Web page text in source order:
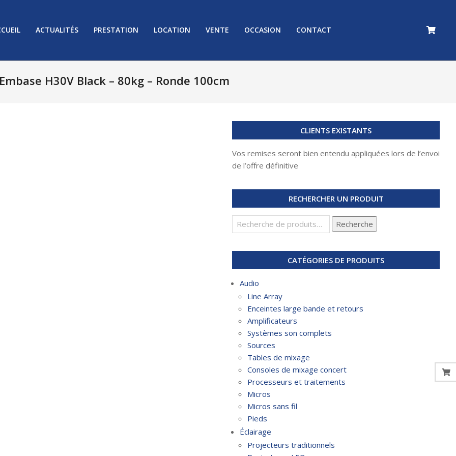
ACTUALITÉS PRESTATION LOCATION VENTE OCCASION CONTACT
Embase H30V Black – 80kg – Ronde 100cm
CLIENTS EXISTANTS
Vos remises seront bien entendu appliquées lors de l’envoi
de l’offre définitive
RECHERCHER UN PRODUIT
Recherche
pour :
Recherche
CATÉGORIES DE PRODUITS
Audio
Line Array
Enceintes large bande et retours
Amplificateurs
Systèmes son complets
Sources
Tables de mixage
Consoles de mixage concert
Processeurs et traitements
Micros
Micros sans fil
Pieds
Éclairage
Projecteurs traditionnels